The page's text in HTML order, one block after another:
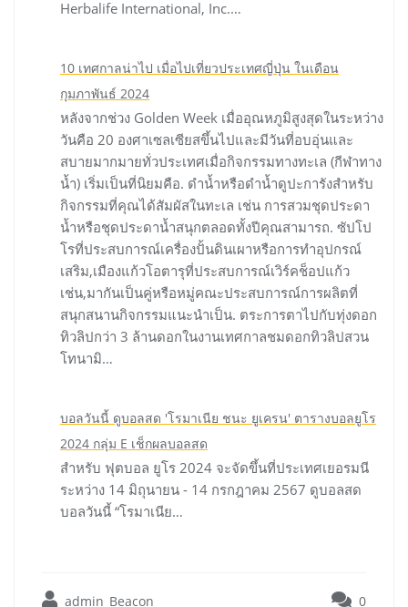
Herbalife International, Inc.…
10 เทศกาลน่าไป เมื่อไปเที่ยวประเทศญี่ปุ่น ในเดือน
กุมภาพันธ์ 2024
หลังจากช่วง Golden Week เมื่ออุณหภูมิสูงสุดในระหว่าง
วันคือ 20 องศาเซลเซียสขึ้นไปและมีวันที่อบอุ่นและ
สบายมากมายทั่วประเทศเมื่อกิจกรรมทางทะเล (กีฬาทาง
น้ำ) เริ่มเป็นที่นิยมคือ. ดำน้ำหรือดำน้ำดูปะการังสำหรับ
กิจกรรมที่คุณได้สัมผัสในทะเล เช่น การสวมชุดประดา
น้ำหรือชุดประดาน้ำสนุกตลอดทั้งปีคุณสามารถ. ซัปโป
โรที่ประสบการณ์เครื่องปั้นดินเผาหรือการทำอุปกรณ์
เสริม,เมืองแก้วโอตารุที่ประสบการณ์เวิร์คช็อปแก้ว
เช่น,มากันเป็นคู่หรือหมู่คณะประสบการณ์การผลิตที่
สนุกสนานกิจกรรมแนะนำเป็น. ตระการตาไปกับทุ่งดอก
ทิวลิปกว่า 3 ล้านดอกในงานเทศกาลชมดอกทิวลิปสวน
โทนามิ…
บอลวันนี้ ดูบอลสด 'โรมาเนีย ชนะ ยูเครน' ตารางบอลยูโร
2024 กลุ่ม E เช็กผลบอลสด
สำหรับ ฟุตบอล ยูโร 2024 จะจัดขึ้นที่ประเทศเยอรมนี
ระหว่าง 14 มิถุนายน - 14 กรกฎาคม 2567 ดูบอลสด
บอลวันนี้ “โรมาเนีย…
admin_Beacon 0